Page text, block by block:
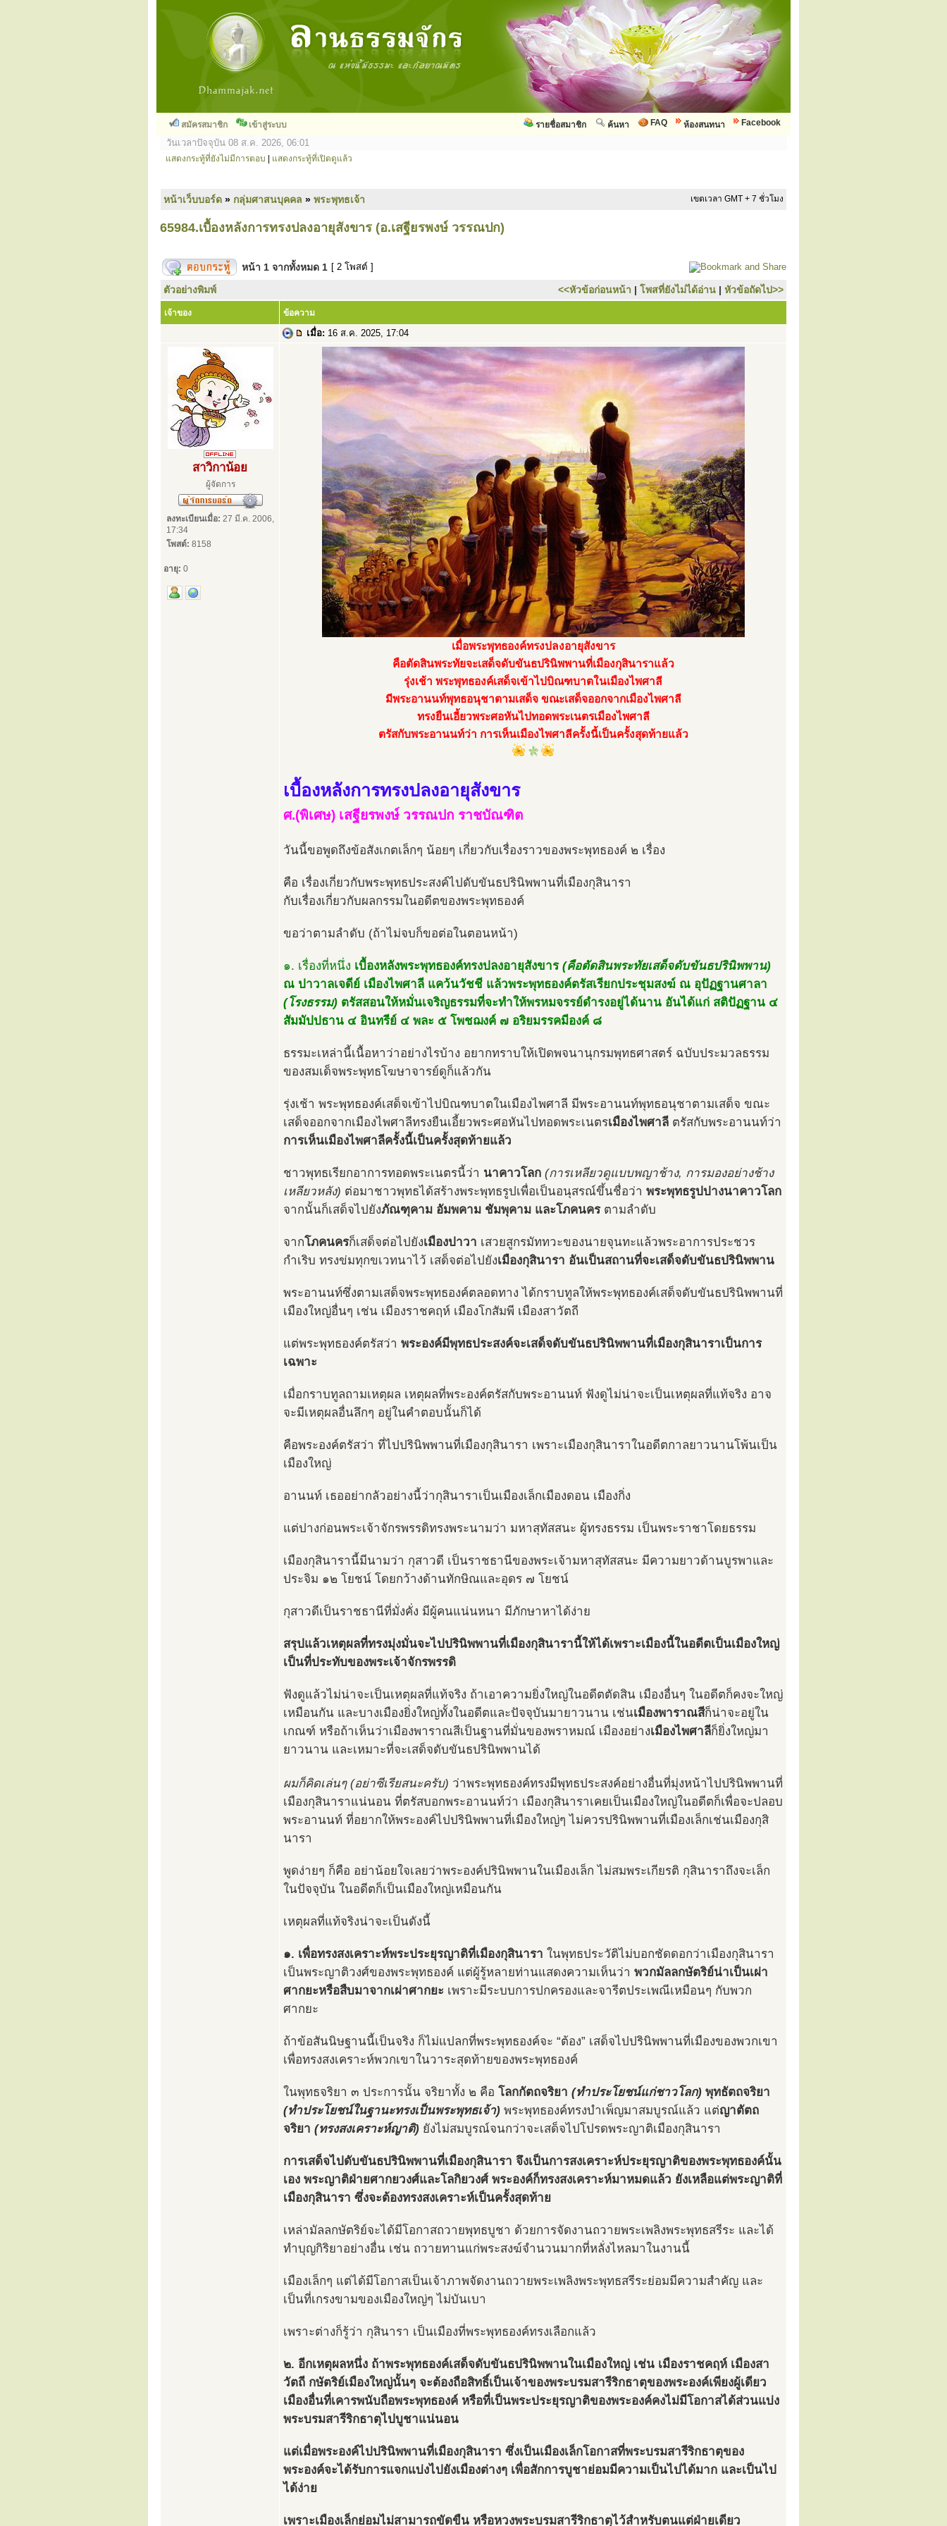
สมัครสมาชิก เข้าสู่ระบบ Facebook
ห้องสนทนา
FAQ
ค้นหา
รายชื่อสมาชิก
วันเวลาปัจจุบัน 08 ส.ค. 2026, 06:01
แสดงกระทู้ที่ยังไม่มีการตอบ แสดงกระทู้ที่เปิดดูแล้ว
หน้าเว็บบอร์ด » กลุ่มศาสนบุคคล » พระพุทธเจ้า เขตเวลา GMT + 7 ชั่วโมง
65984.เบื้องหลังการทรงปลงอายุสังขาร (อ.เสฐียรพงษ์ วรรณปก)
หน้า 1 จากทั้งหมด 1 [ 2 โพสต์ ]
ตัวอย่างพิมพ์ <<หัวข้อก่อนหน้า | โพสที่ยังไม่ได้อ่าน | หัวข้อถัดไป>>
เจ้าของ ข้อความ
เมื่อ: 16 ส.ค. 2025, 17:04
สาวิกาน้อย
ผู้จัดการ
ลงทะเบียนเมื่อ: 27 มี.ค. 2006,
17:34
โพสต์: 8158
อายุ: 0
เมื่อพระพุทธองค์ทรงปลงอายุสังขาร
คือตัดสินพระทัยจะเสด็จดับขันธปรินิพพานที่เมืองกุสินาราแล้ว
รุ่งเช้า พระพุทธองค์เสด็จเข้าไปบิณฑบาตในเมืองไพศาลี
มีพระอานนท์พุทธอนุชาตามเสด็จ ขณะเสด็จออกจากเมืองไพศาลี
ทรงยืนเอี้ยวพระศอหันไปทอดพระเนตรเมืองไพศาลี
ตรัสกับพระอานนท์ว่า การเห็นเมืองไพศาลีครั้งนี้เป็นครั้งสุดท้ายแล้ว
เบื้องหลังการทรงปลงอายุสังขาร
ศ.(พิเศษ) เสฐียรพงษ์ วรรณปก ราชบัณฑิต
วันนี้ขอพูดถึงข้อสังเกตเล็กๆ น้อยๆ เกี่ยวกับเรื่องราวของพระพุทธองค์ ๒ เรื่อง
คือ เรื่องเกี่ยวกับพระพุทธประสงค์ไปดับขันธปรินิพพานที่เมืองกุสินารา
กับเรื่องเกี่ยวกับผลกรรมในอดีตของพระพุทธองค์
ขอว่าตามลำดับ (ถ้าไม่จบก็ขอต่อในตอนหน้า)
๑. เรื่องที่หนึ่ง เบื้องหลังพระพุทธองค์ทรงปลงอายุสังขาร (คือตัดสินพระทัยเสด็จดับขันธปรินิพพาน)
ณ ปาวาลเจดีย์ เมืองไพศาลี แคว้นวัชชี แล้วพระพุทธองค์ตรัสเรียกประชุมสงฆ์ ณ อุปัฏฐานศาลา
(โรงธรรม) ตรัสสอนให้หมั่นเจริญธรรมที่จะทำให้พรหมจรรย์ดำรงอยู่ได้นาน อันได้แก่ สติปัฏฐาน ๔
สัมมัปปธาน ๔ อินทรีย์ ๔ พละ ๕ โพชฌงค์ ๗ อริยมรรคมีองค์ ๘
ธรรมะเหล่านี้เนื้อหาว่าอย่างไรบ้าง อยากทราบให้เปิดพจนานุกรมพุทธศาสตร์ ฉบับประมวลธรรม
ของสมเด็จพระพุทธโฆษาจารย์ดูก็แล้วกัน
รุ่งเช้า พระพุทธองค์เสด็จเข้าไปบิณฑบาตในเมืองไพศาลี มีพระอานนท์พุทธอนุชาตามเสด็จ ขณะ
เสด็จออกจากเมืองไพศาลีทรงยืนเอี้ยวพระศอหันไปทอดพระเนตรเมืองไพศาลี ตรัสกับพระอานนท์ว่า
การเห็นเมืองไพศาลีครั้งนี้เป็นครั้งสุดท้ายแล้ว
ชาวพุทธเรียกอาการทอดพระเนตรนี้ว่า นาคาวโลก (การเหลียวดูแบบพญาช้าง, การมองอย่างช้าง
เหลียวหลัง) ต่อมาชาวพุทธได้สร้างพระพุทธรูปเพื่อเป็นอนุสรณ์ขึ้นชื่อว่า พระพุทธรูปปางนาคาวโลก
จากนั้นก็เสด็จไปยังภัณฑุคาม อัมพคาม ชัมพุคาม และโภคนครตามลำดับ
จากโภคนครก็เสด็จต่อไปยังเมืองปาวา เสวยสูกรมัททวะของนายจุนทะแล้วพระอาการประชวร
กำเริบ ทรงข่มทุกขเวทนาไว้ เสด็จต่อไปยังเมืองกุสินารา อันเป็นสถานที่จะเสด็จดับขันธปรินิพพาน
พระอานนท์ซึ่งตามเสด็จพระพุทธองค์ตลอดทาง ได้กราบทูลให้พระพุทธองค์เสด็จดับขันธปรินิพพานที่
เมืองใหญ่อื่นๆ เช่น เมืองราชคฤห์ เมืองโกสัมพี เมืองสาวัตถี
แต่พระพุทธองค์ตรัสว่า พระองค์มีพุทธประสงค์จะเสด็จดับขันธปรินิพพานที่เมืองกุสินาราเป็นการ
เฉพาะ
เมื่อกราบทูลถามเหตุผล เหตุผลที่พระองค์ตรัสกับพระอานนท์ ฟังดูไม่น่าจะเป็นเหตุผลที่แท้จริง อาจ
จะมีเหตุผลอื่นลึกๆ อยู่ในคำตอบนั้นก็ได้
คือพระองค์ตรัสว่า ที่ไปปรินิพพานที่เมืองกุสินารา เพราะเมืองกุสินาราในอดีตกาลยาวนานโพ้นเป็น
เมืองใหญ่
อานนท์ เธออย่ากลัวอย่างนี้ว่ากุสินาราเป็นเมืองเล็กเมืองดอน เมืองกิ่ง
แต่ปางก่อนพระเจ้าจักรพรรดิทรงพระนามว่า มหาสุทัสสนะ ผู้ทรงธรรม เป็นพระราชาโดยธรรม
เมืองกุสินารานี้มีนามว่า กุสาวดี เป็นราชธานีของพระเจ้ามหาสุทัสสนะ มีความยาวด้านบูรพาและ
ประจิม ๑๒ โยชน์ โดยกว้างด้านทักษิณและอุดร ๗ โยชน์
กุสาวดีเป็นราชธานีที่มั่งคั่ง มีผู้คนแน่นหนา มีภักษาหาได้ง่าย
สรุปแล้วเหตุผลที่ทรงมุ่งมั่นจะไปปรินิพพานที่เมืองกุสินารานี้ให้ได้เพราะเมืองนี้ในอดีตเป็นเมืองใหญ่
เป็นที่ประทับของพระเจ้าจักรพรรดิ
ฟังดูแล้วไม่น่าจะเป็นเหตุผลที่แท้จริง ถ้าเอาความยิ่งใหญ่ในอดีตตัดสิน เมืองอื่นๆ ในอดีตก็คงจะใหญ่
เหมือนกัน และบางเมืองยิ่งใหญ่ทั้งในอดีตและปัจจุบันมายาวนาน เช่นเมืองพาราณสีก็น่าจะอยู่ใน
เกณฑ์ หรือถ้าเห็นว่าเมืองพาราณสีเป็นฐานที่มั่นของพราหมณ์ เมืองอย่างเมืองไพศาลีก็ยิ่งใหญ่มา
ยาวนาน และเหมาะที่จะเสด็จดับขันธปรินิพพานได้
ผมก็คิดเล่นๆ (อย่าซีเรียสนะครับ) ว่าพระพุทธองค์ทรงมีพุทธประสงค์อย่างอื่นที่มุ่งหน้าไปปรินิพพานที่
เมืองกุสินาราแน่นอน ที่ตรัสบอกพระอานนท์ว่า เมืองกุสินาราเคยเป็นเมืองใหญ่ในอดีตก็เพื่อจะปลอบ
พระอานนท์ ที่อยากให้พระองค์ไปปรินิพพานที่เมืองใหญ่ๆ ไม่ควรปรินิพพานที่เมืองเล็กเช่นเมืองกุสิ
นารา
พูดง่ายๆ ก็คือ อย่าน้อยใจเลยว่าพระองค์ปรินิพพานในเมืองเล็ก ไม่สมพระเกียรติ กุสินาราถึงจะเล็ก
ในปัจจุบัน ในอดีตก็เป็นเมืองใหญ่เหมือนกัน
เหตุผลที่แท้จริงน่าจะเป็นดังนี้
๑. เพื่อทรงสงเคราะห์พระประยุรญาติที่เมืองกุสินารา ในพุทธประวัติไม่บอกชัดดอกว่าเมืองกุสินารา
เป็นพระญาติวงศ์ของพระพุทธองค์ แต่ผู้รู้หลายท่านแสดงความเห็นว่า พวกมัลลกษัตริย์น่าเป็นเผ่า
ศากยะหรือสืบมาจากเผ่าศากยะ เพราะมีระบบการปกครองและจารีตประเพณีเหมือนๆ กับพวก
ศากยะ
ถ้าข้อสันนิษฐานนี้เป็นจริง ก็ไม่แปลกที่พระพุทธองค์จะ “ต้อง” เสด็จไปปรินิพพานที่เมืองของพวกเขา
เพื่อทรงสงเคราะห์พวกเขาในวาระสุดท้ายของพระพุทธองค์
ในพุทธจริยา ๓ ประการนั้น จริยาทั้ง ๒ คือ โลกกัตถจริยา (ทำประโยชน์แก่ชาวโลก) พุทธัตถจริยา
(ทำประโยชน์ในฐานะทรงเป็นพระพุทธเจ้า) พระพุทธองค์ทรงบำเพ็ญมาสมบูรณ์แล้ว แต่ญาตัตถ
จริยา (ทรงสงเคราะห์ญาติ) ยังไม่สมบูรณ์จนกว่าจะเสด็จไปโปรดพระญาติเมืองกุสินารา
การเสด็จไปดับขันธปรินิพพานที่เมืองกุสินารา จึงเป็นการสงเคราะห์ประยุรญาติของพระพุทธองค์นั้น
เอง พระญาติฝ่ายศากยวงศ์และโลกิยวงศ์ พระองค์ก็ทรงสงเคราะห์มาหมดแล้ว ยังเหลือแต่พระญาติที่
เมืองกุสินารา ซึ่งจะต้องทรงสงเคราะห์เป็นครั้งสุดท้าย
เหล่ามัลลกษัตริย์จะได้มีโอกาสถวายพุทธบูชา ด้วยการจัดงานถวายพระเพลิงพระพุทธสรีระ และได้
ทำบุญกิริยาอย่างอื่น เช่น ถวายทานแก่พระสงฆ์จำนวนมากที่หลั่งไหลมาในงานนี้
เมืองเล็กๆ แต่ได้มีโอกาสเป็นเจ้าภาพจัดงานถวายพระเพลิงพระพุทธสรีระย่อมมีความสำคัญ และ
เป็นที่เกรงขามของเมืองใหญ่ๆ ไม่บันเบา
เพราะต่างก็รู้ว่า กุสินารา เป็นเมืองที่พระพุทธองค์ทรงเลือกแล้ว
๒. อีกเหตุผลหนึ่ง ถ้าพระพุทธองค์เสด็จดับขันธปรินิพพานในเมืองใหญ่ เช่น เมืองราชคฤห์ เมืองสา
วัตถี กษัตริย์เมืองใหญ่นั้นๆ จะต้องถือสิทธิ์เป็นเจ้าของพระบรมสารีริกธาตุของพระองค์เพียงผู้เดียว
เมืองอื่นที่เคารพนับถือพระพุทธองค์ หรือที่เป็นพระประยุรญาติของพระองค์คงไม่มีโอกาสได้ส่วนแบ่ง
พระบรมสารีริกธาตุไปบูชาแน่นอน
แต่เมื่อพระองค์ไปปรินิพพานที่เมืองกุสินารา ซึ่งเป็นเมืองเล็กโอกาสที่พระบรมสารีริกธาตุของ
พระองค์จะได้รับการแจกแบ่งไปยังเมืองต่างๆ เพื่อสักการบูชาย่อมมีความเป็นไปได้มาก และเป็นไป
ได้ง่าย
เพราะเมืองเล็กย่อมไม่สามารถขัดขืน หรือหวงพระบรมสารีริกธาตุไว้สำหรับตนแต่ฝ่ายเดียว